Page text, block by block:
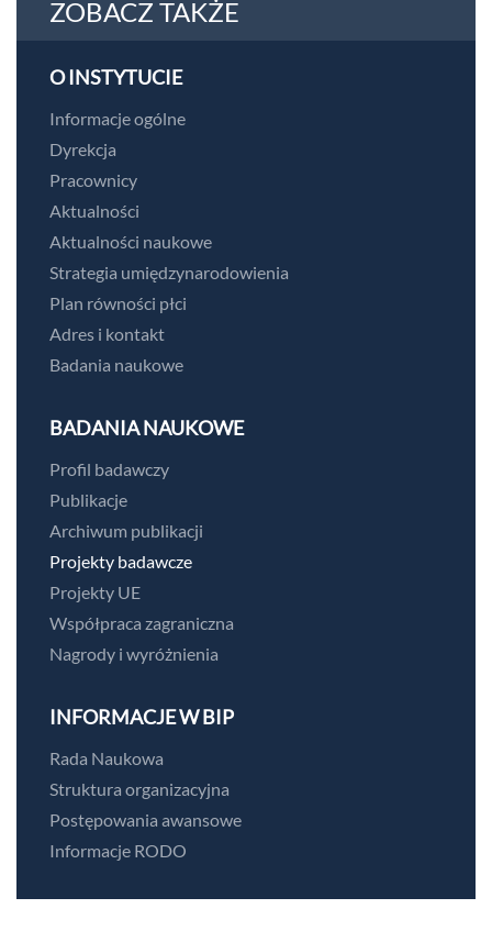
ZOBACZ TAKŻE
O INSTYTUCIE
Informacje ogólne
Dyrekcja
Pracownicy
Aktualności
Aktualności naukowe
Strategia umiędzynarodowienia
Plan równości płci
Adres i kontakt
Badania naukowe
BADANIA NAUKOWE
Profil badawczy
Publikacje
Archiwum publikacji
Projekty badawcze
Projekty UE
Współpraca zagraniczna
Nagrody i wyróżnienia
INFORMACJE W BIP
Rada Naukowa
Struktura organizacyjna
Postępowania awansowe
Informacje RODO